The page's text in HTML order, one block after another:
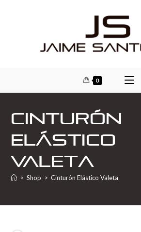
0
Cinturón
Elástico
Valeta
> Shop > Cinturón Elástico Valeta